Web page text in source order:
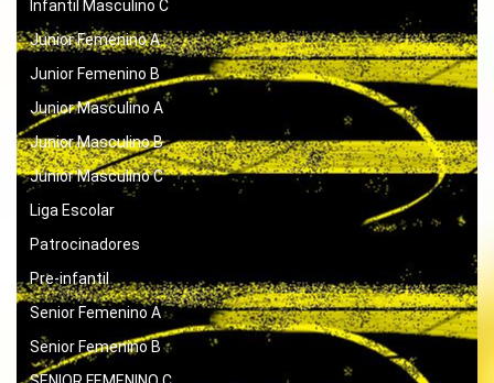
Infantil Masculino C
Junior Femenino A
Junior Femenino B
Junior Masculino A
Junior Masculino B
Junior Masculino C
Liga Escolar
Patrocinadores
Pre-infantil
Senior Femenino A
Senior Femenino B